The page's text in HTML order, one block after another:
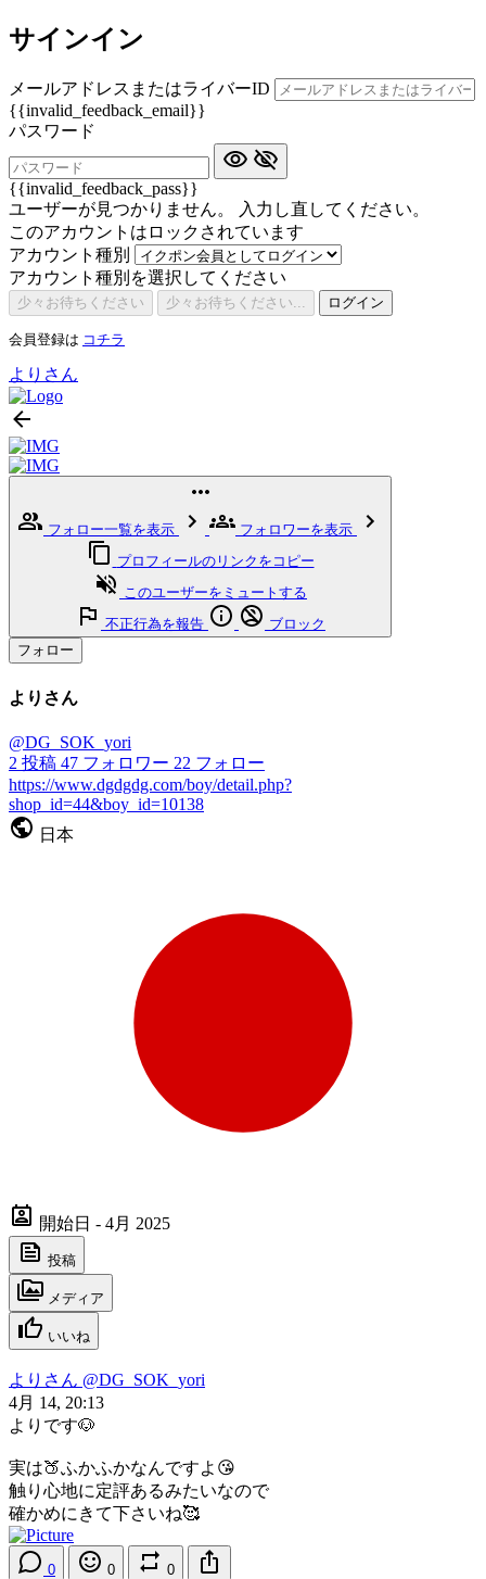
サインイン
メールアドレスまたはライバーID
{{invalid_feedback_email}}
パスワード
{{invalid_feedback_pass}}
ユーザーが見つかりません。 入力し直してください。
このアカウントはロックされています
アカウント種別
アカウント種別を選択してください
少々お待ちください 少々お待ちください... ログイン
会員登録は コチラ
よりさん
フォロー一覧を表示
フォロワーを表示
プロフィールのリンクをコピー
このユーザーをミュートする
不正行為を報告
ブロック
フォロー
よりさん
@DG_SOK_yori
2 投稿 47 フォロワー 22 フォロー
https://www.dgdgdg.com/boy/detail.php?
shop_id=44&boy_id=10138
日本
開始日 - 4月 2025
投稿
メディア
いいね
よりさん @DG_SOK_yori
4月 14, 20:13
よりです🐶
実は🍑ふかふかなんですよ😘
触り心地に定評あるみたいなので
確かめにきて下さいね🥰
0 0 0